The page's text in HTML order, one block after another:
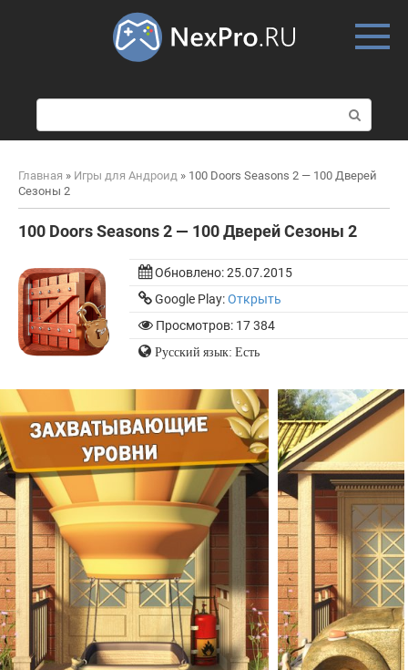
о
и
к
Главная » Игры для Андроид » 100 Doors Seasons 2 — 100 Дверей
Сезоны 2
100 Doors Seasons 2 — 100 Дверей Сезоны 2
Обновлено:25.07.2015
Google Play:Открыть
Просмотров: 17 384
Русский язык: Есть